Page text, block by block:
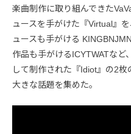
楽曲制作に取り組んできた
ュースを手がけた『Virtual』
ュースも手がける
作品も手がけるICYTWATなど
して制作された『Idiot』の2枚
大きな話題を集めた。